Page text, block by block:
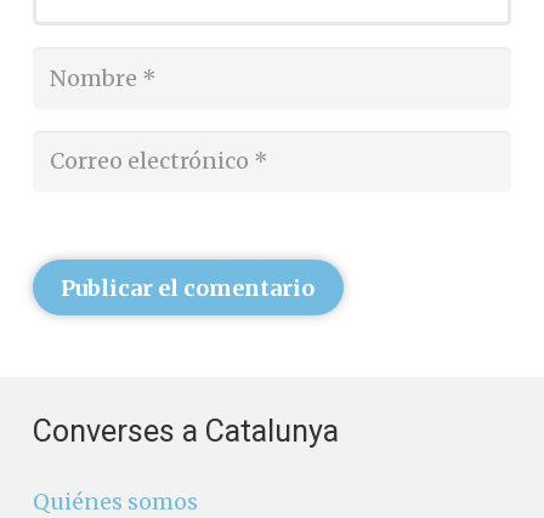
Publicar el comentario
Converses a Catalunya
Quiénes somos